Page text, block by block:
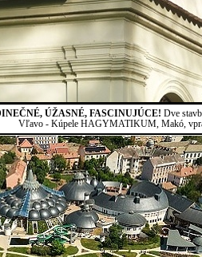
ÚŽASNÉ, FASCINUJÚCE! Dve
Vľavo - Kúpele HAGYMATIKUM, Makó,